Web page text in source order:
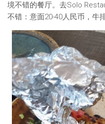
境不错的餐厅。去Solo
不错：意面20-40人民币，牛